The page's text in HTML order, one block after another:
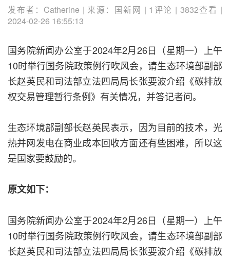
发布者：Catherine | 来源：国新网 | 1评论 | 3832查看 |
2024-02-26 16:55:13
国务院新闻办公室于2024年2月26日（星期一）上午
10时举行国务院政策例行吹风会，请生态环境部副部
长赵英民和司法部立法四局局长张要波介绍《碳排放
权交易管理暂行条例》有关情况，并答记者问。
生态环境部副部长赵英民表示，因为目前的技术，光
热并网发电在商业成本回收方面还有些困难，所以这
是国家要鼓励的。
原文如下：
国务院新闻办公室于2024年2月26日（星期一）上午
10时举行国务院政策例行吹风会，请生态环境部副部
长赵英民和司法部立法四局局长张要波介绍《碳排放